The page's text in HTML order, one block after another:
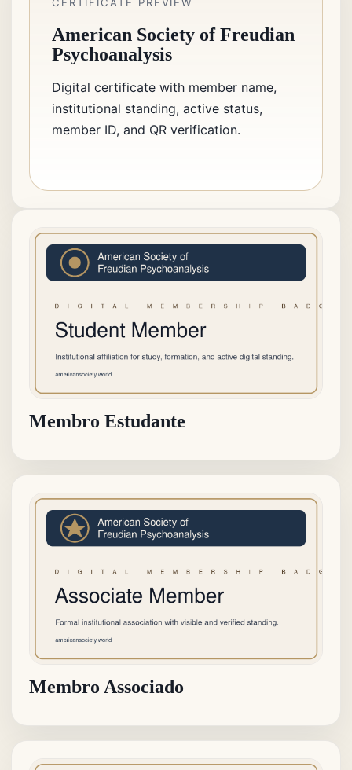
American Society of Freudian
Psychoanalysis
Digital certificate with member name,
institutional standing, active status,
member ID, and QR verification.
Membro Estudante
Membro Associado